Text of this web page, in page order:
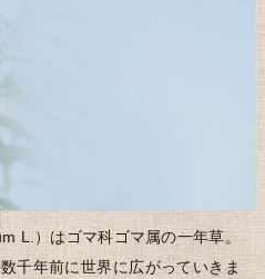
L.）はゴマ科ゴマ属の一年草。
千年前に世界に広がっていきま